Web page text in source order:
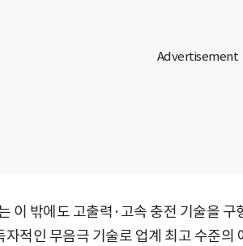
이 밖에도 고출력·고속 충전 기술을
적인 무음극 기술로 업계 최고 수준의